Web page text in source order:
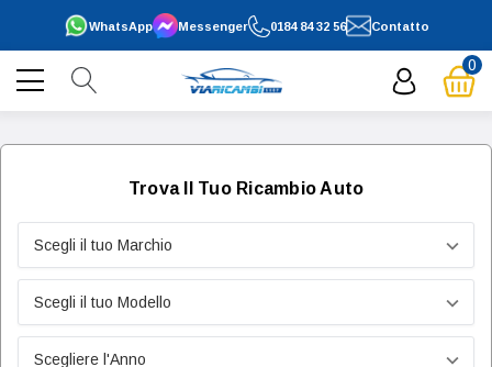
0184 84 32 56
WhatsApp Contatto
Messenger
0
Trova Il Tuo Ricambio Auto